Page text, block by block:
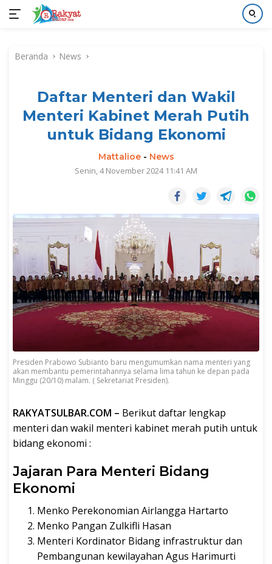
kontenBeranda News
Daftar Menteri dan Wakil
Menteri Kabinet Merah Putih
untuk Bidang Ekonomi
Mattalioe- News
Senin, 4 November 2024 11:41 AM
Presiden Prabowo Subianto baru mengumumkan nama menteri yang
akan membantu pemerintahannya selama lima tahun ke depan pada
Minggu (20/10) malam. ( Sekretariat Presiden).
RAKYATSULBAR.COM – Berikut daftar lengkap
menteri dan wakil menteri kabinet merah putih untuk
bidang ekonomi :
Jajaran Para Menteri Bidang
Ekonomi
Menko Perekonomian Airlangga Hartarto
Menko Pangan Zulkifli Hasan
Menteri Kordinator Bidang infrastruktur dan
Pembangunan kewilayahan Agus Harimurti